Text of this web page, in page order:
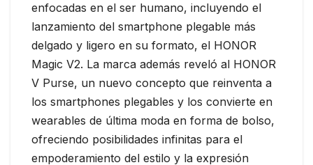
enfocadas en el ser humano, incluyendo el
lanzamiento del smartphone plegable más
delgado y ligero en su formato, el HONOR
Magic V2. La marca además reveló al HONOR
V Purse, un nuevo concepto que reinventa a
los smartphones plegables y los convierte en
wearables de última moda en forma de bolso,
ofreciendo posibilidades infinitas para el
empoderamiento del estilo y la expresión